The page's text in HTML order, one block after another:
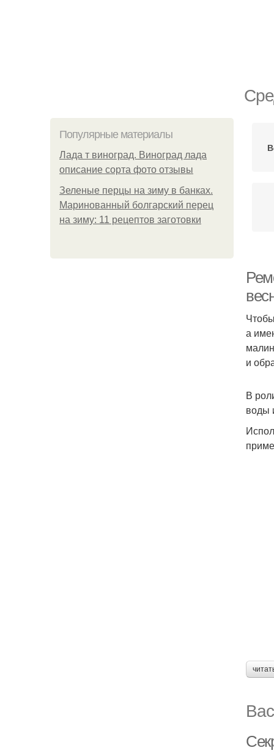
Популярные материалы
Лада т виноград. Виноград лада
описание сорта фото отзывы
Зеленые перцы на зиму в банках.
Маринованный болгарский перец
на зиму: 11 рецептов заготовки
а
и
В
воды